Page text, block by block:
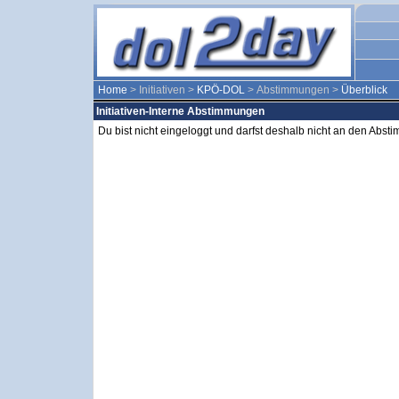
Home > Initiativen > KPÖ-DOL > Abstimmungen > Überblick
Initiativen-Interne Abstimmungen
Du bist nicht eingeloggt und darfst deshalb nicht an den